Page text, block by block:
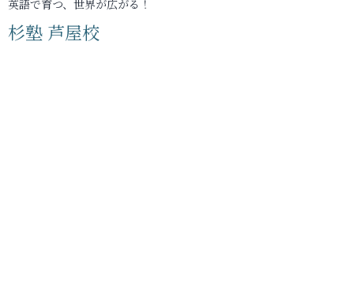
英語で育つ、世界が広がる！
杉塾 芦屋校